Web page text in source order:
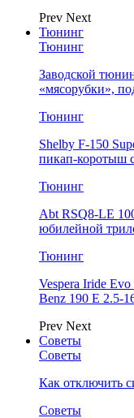
Prev Next
Тюнинг
Тюнинг
Заводской
«мясорубки»,
Тюнинг
Shelby F-150
пикап-коротыш
Тюнинг
Abt RSQ8-LE
юбилейной
Тюнинг
Vespera Iride
Benz 190 E 2.5-
Prev Next
Советы
Советы
Как отключить
Советы